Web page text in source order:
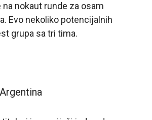
nokaut runde za osam
Evo nekoliko potencijalnih
grupa sa tri tima.